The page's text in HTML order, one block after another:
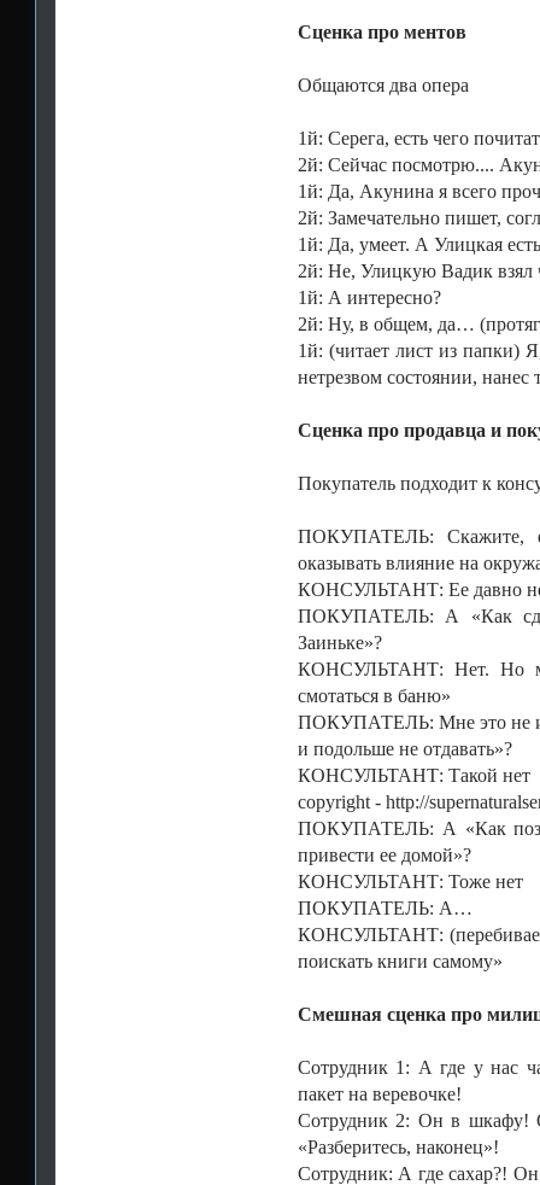
Сценка про ментов
Общаются два опера
1й: Серега, есть чего
2й: Сейчас посмотрю....
1й: Да, Акунина я всего
2й: Замечательно пишет,
1й: Да, умеет. А Улицкая
2й: Не, Улицкую Вадик взял
1й: А интересно?
2й: Ну, в общем, да…
1й: (читает лист из папки)
нетрезвом состоянии,
Сценка про продавца и
Покупатель подходит к
ПОКУПАТЕЛЬ: Скажите,
оказывать влияние на
КОНСУЛЬТАНТ: Ее давно
ПОКУПАТЕЛЬ: А «Как
Заиньке»?
КОНСУЛЬТАНТ: Нет. Но
смотаться в баню»
ПОКУПАТЕЛЬ: Мне это не
и подольше не отдавать»?
КОНСУЛЬТАНТ: Такой нет
copyright - http://
ПОКУПАТЕЛЬ: А «Как
привести ее домой»?
КОНСУЛЬТАНТ: Тоже нет
ПОКУПАТЕЛЬ: А…
КОНСУЛЬТАНТ:
поискать книги самому»
Смешная сценка про
Сотрудник 1: А где у нас
пакет на веревочке!
Сотрудник 2: Он в
«Разберитесь, наконец»!
Сотрудник: А где сахар?!